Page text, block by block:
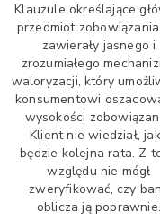
Klauzule określające
przedmiot
zawierały jasnego i
zrozumiałego
waloryzacji, który
konsumentowi
wysokości
Klient nie wiedział,
będzie kolejna rata. Z
względu nie mógł
zweryfikować, czy
oblicza ją